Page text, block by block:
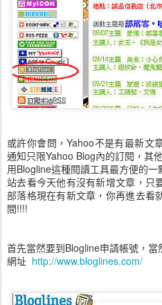
或許你會問，Yahoo不是有最新文
通知只限Yahoo Blog內的訂閱，其
用Blogline這種閱讀工具最方便的
站去看今天他有沒有新增文章，只
部落格現在有新文章，你再進去看
間!!!!
首先當然要到Blogline申請帳號，當
網址 http://www.bloglines.com/